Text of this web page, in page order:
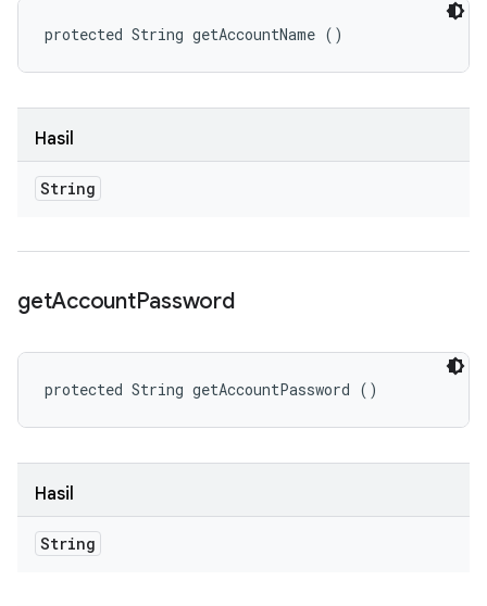
protected String getAccountName ()
Hasil
String
getAccountPassword
protected String getAccountPassword ()
Hasil
String